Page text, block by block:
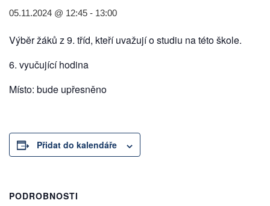
05.11.2024 @ 12:45 - 13:00
Výběr žáků z 9. tříd, kteří uvažují o studiu na této škole.
6. vyučující hodina
Místo: bude upřesněno
Přidat do kalendáře
PODROBNOSTI